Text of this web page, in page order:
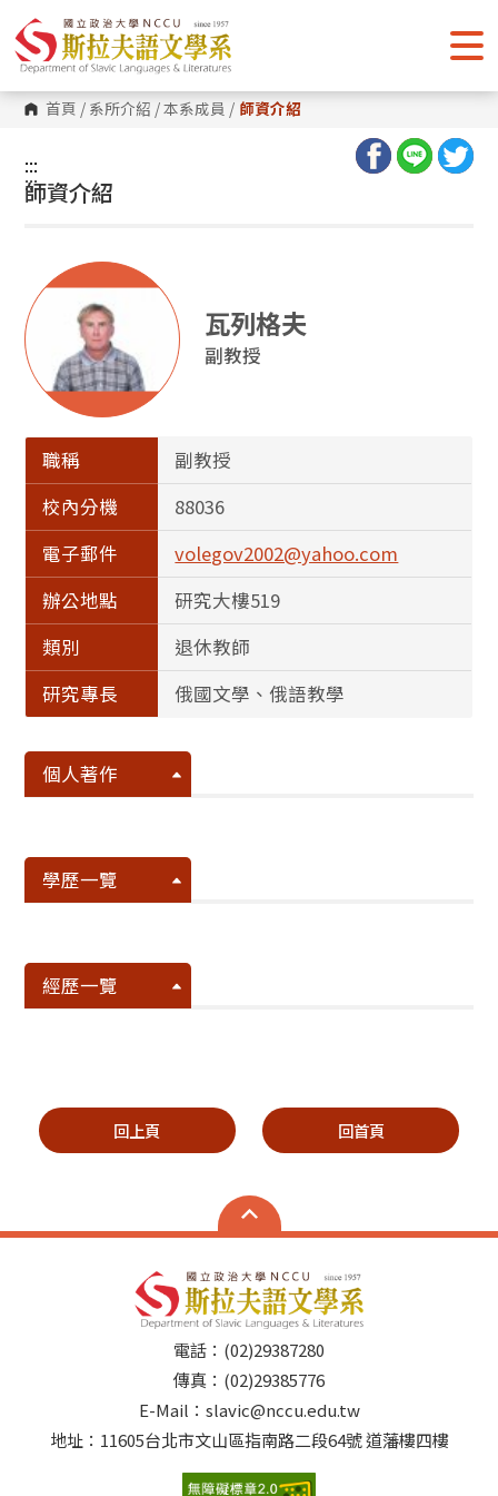
到
主
要
內
容
區 首頁 / 系所介紹 /本系成員 / 師資介紹
:::
:::
師資介紹
瓦列格夫
副教授
職稱
副教授
校內分機
88036
電子郵件
volegov2002@yahoo.com
辦公地點
研究大樓519
類別
退休教師
研究專長
俄國文學、俄語教學
個人著作
學歷一覽
經歷一覽
回上頁 回首頁
電話：(02)29387280
傳真：(02)29385776
E-Mail：slavic@nccu.edu.tw
地址：11605台北市文山區指南路二段64號 道藩樓四樓